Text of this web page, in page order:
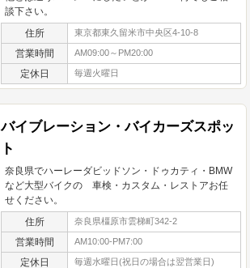
談下さい。
住所 東京都東久留米市中央区4-10-8
営業時間 AM09:00～PM20:00
定休日 毎週火曜日
バイブレーション・バイカーズスポッ
ト
奈良県でハーレーダビッドソン・ドゥカティ・BMW
など大型バイクの 車検・カスタム・レストアお任
せください。
住所 奈良県橿原市雲梯町342-2
営業時間 AM10:00-PM7:00
定休日 毎週水曜日(祝日の場合は翌営業日)